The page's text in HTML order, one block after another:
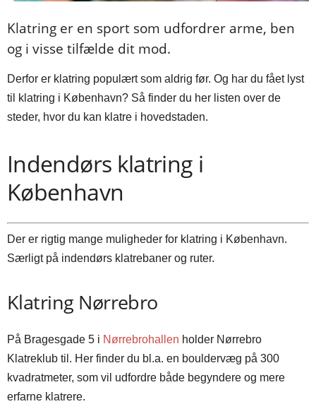
Klatring er en sport som udfordrer arme, ben
og i visse tilfælde dit mod.
Derfor er klatring populært som aldrig før. Og har du fået lyst
til klatring i København? Så finder du her listen over de
steder, hvor du kan klatre i hovedstaden.
Indendørs klatring i
København
Der er rigtig mange muligheder for klatring i København.
Særligt på indendørs klatrebaner og ruter.
Klatring Nørrebro
På Bragesgade 5 i Nørrebrohallen holder Nørrebro
Klatreklub til. Her finder du bl.a. en bouldervæg på 300
kvadratmeter, som vil udfordre både begyndere og mere
erfarne klatrere.